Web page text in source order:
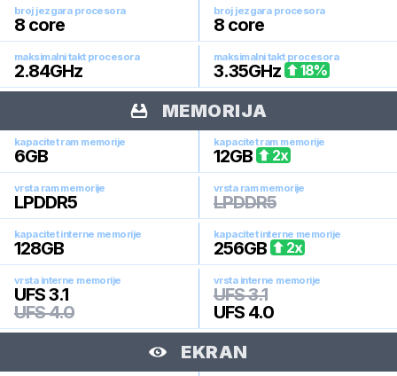
broj jezgara procesora
8 core
broj jezgara procesora
8 core
maksimalni takt procesora
2.84GHz
maksimalni takt procesora
3.35GHz 18%
MEMORIJA
kapacitet ram memorije
6GB
kapacitet ram memorije
12GB 2x
vrsta ram memorije
LPDDR5
vrsta ram memorije
LPDDR5
kapacitet interne memorije
128GB
kapacitet interne memorije
256GB 2x
vrsta interne memorije
UFS 3.1
UFS 4.0
vrsta interne memorije
UFS 3.1
UFS 4.0
EKRAN